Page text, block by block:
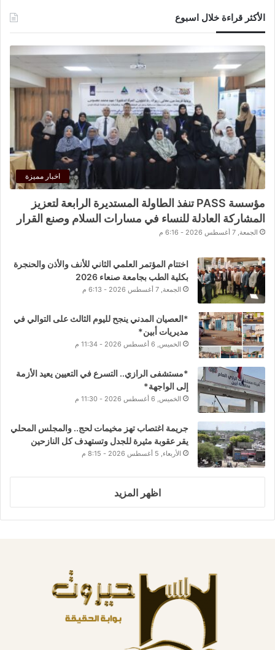
الأكثر قراءة خلال اسبوع
اخبار مميزة
مؤسسة PASS تنفذ الطاولة المستديرة الرابعة لتعزيز
المشاركة العادلة للنساء في مسارات السلام وصنع القرار
الجمعة, 7 أغسطس 2026 - 6:16 م
اختتام المؤتمر العلمي الثاني للأنف والأذن والحنجرة
بكلية الطب بجامعة صنعاء 2026
الجمعة, 7 أغسطس 2026 - 6:13 م
*العصيان المدني ينجح لليوم الثالث على التوالي في
مديريات أبين*
الخميس, 6 أغسطس 2026 - 11:34 م
*مستشفى الرازي.. التسرع في التعيين يعيد الأزمة
إلى الواجهة*
الخميس, 6 أغسطس 2026 - 11:30 م
جريمة اغتصاب تهز مخيمات لحج.. والمجلس المحلي
يقر عقوبة مثيرة للجدل وتستهدف كل النازحين
الأربعاء, 5 أغسطس 2026 - 8:15 م
اظهر المزيد